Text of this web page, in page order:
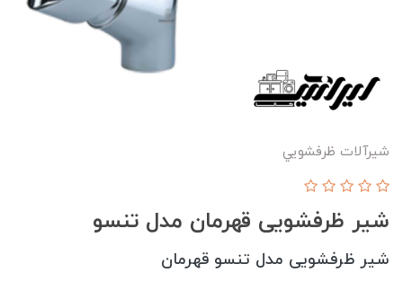
شیرآلات ظرفشويي
شیر ظرفشویی قهرمان مدل تنسو
شیر ظرفشویی مدل تنسو قهرمان